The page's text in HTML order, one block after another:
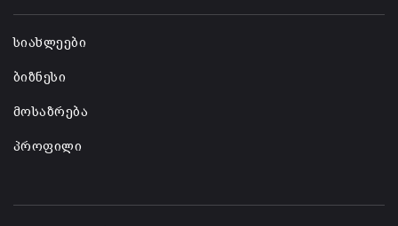
სიახლეები
ბიზნესი
მოსაზრება
პროფილი